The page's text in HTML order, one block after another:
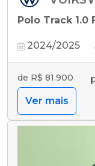
Polo Track 1.0
2024/2025
de R$ 81.900
Ver mais